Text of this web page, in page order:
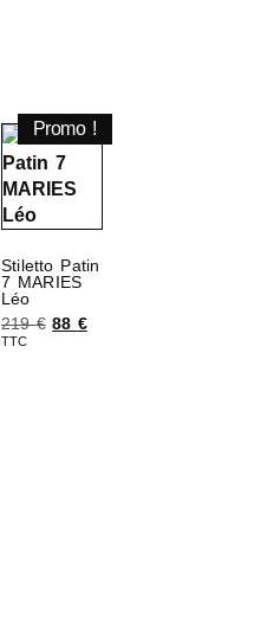
Promo !
Stiletto Patin
7 MARIES
Léo
219€ 88 €
TTC